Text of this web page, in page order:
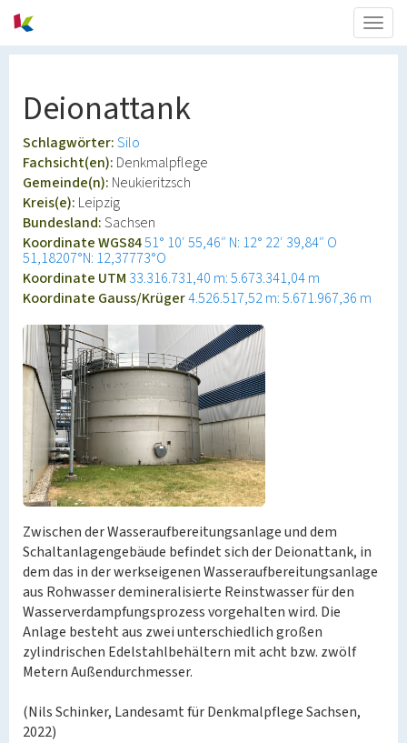
Deionattank
Schlagwörter:Silo
Fachsicht(en): Denkmalpflege
Gemeinde(n): Neukieritzsch
Kreis(e): Leipzig
Bundesland:Sachsen
Koordinate WGS8451° 10′ 55,46″ N: 12° 22′ 39,84″ O
51,18207°N: 12,37773°O
Koordinate UTM 33.316.731,40 m: 5.673.341,04 m
Koordinate Gauss/Krüger4.526.517,52 m: 5.671.967,36 m
Zwischen der Wasseraufbereitungsanlage und dem
Schaltanlagengebäude befindet sich der Deionattank, in
dem das in der werkseigenen Wasseraufbereitungsanlage
aus Rohwasser demineralisierte Reinstwasser für den
Wasserverdampfungsprozess vorgehalten wird. Die
Anlage besteht aus zwei unterschiedlich großen
zylindrischen Edelstahlbehältern mit acht bzw. zwölf
Metern Außendurchmesser.
(Nils Schinker, Landesamt für Denkmalpflege Sachsen,
2022)